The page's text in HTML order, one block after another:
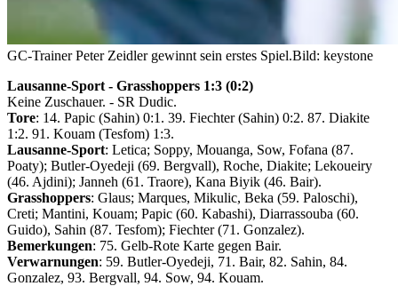
GC-Trainer Peter Zeidler gewinnt sein erstes Spiel.Bild: keystone
Lausanne-Sport - Grasshoppers 1:3 (0:2)
Keine Zuschauer. - SR Dudic.
Tore: 14. Papic (Sahin) 0:1. 39. Fiechter (Sahin) 0:2. 87. Diakite
1:2. 91. Kouam (Tesfom) 1:3.
Lausanne-Sport: Letica; Soppy, Mouanga, Sow, Fofana (87.
Poaty); Butler-Oyedeji (69. Bergvall), Roche, Diakite; Lekoueiry
(46. Ajdini); Janneh (61. Traore), Kana Biyik (46. Bair).
Grasshoppers: Glaus; Marques, Mikulic, Beka (59. Paloschi),
Creti; Mantini, Kouam; Papic (60. Kabashi), Diarrassouba (60.
Guido), Sahin (87. Tesfom); Fiechter (71. Gonzalez).
Bemerkungen: 75. Gelb-Rote Karte gegen Bair.
Verwarnungen: 59. Butler-Oyedeji, 71. Bair, 82. Sahin, 84.
Gonzalez, 93. Bergvall, 94. Sow, 94. Kouam.